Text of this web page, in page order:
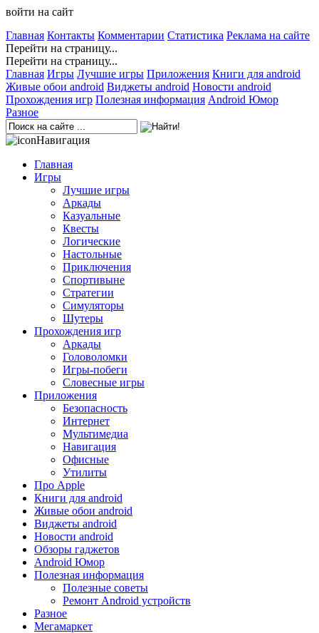
войти на сайт
Главная Контакты Комментарии Статистика Реклама на сайте
Перейти на страницу...
Перейти на страницу...
Главная Игры Лучшие игры Приложения Книги для android
Живые обои android Виджеты android Новости android
Прохождения игр Полезная информация Android Юмор
Разное
Навигация
Главная
Игры
Лучшие игры
Аркады
Казуальные
Квесты
Логические
Настольные
Приключения
Спортивыне
Стратегии
Симуляторы
Шутеры
Прохождения игр
Аркады
Головоломки
Игры-побеги
Словесные игры
Приложения
Безопасность
Интернет
Мультимедиа
Навигация
Офисные
Утилиты
Про Apple
Книги для android
Живые обои android
Виджеты android
Новости android
Обзоры гаджетов
Android Юмор
Полезная информация
Полезные советы
Ремонт Android устройств
Разное
Мегамаркет